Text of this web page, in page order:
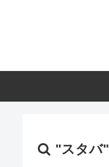
"スタバ"